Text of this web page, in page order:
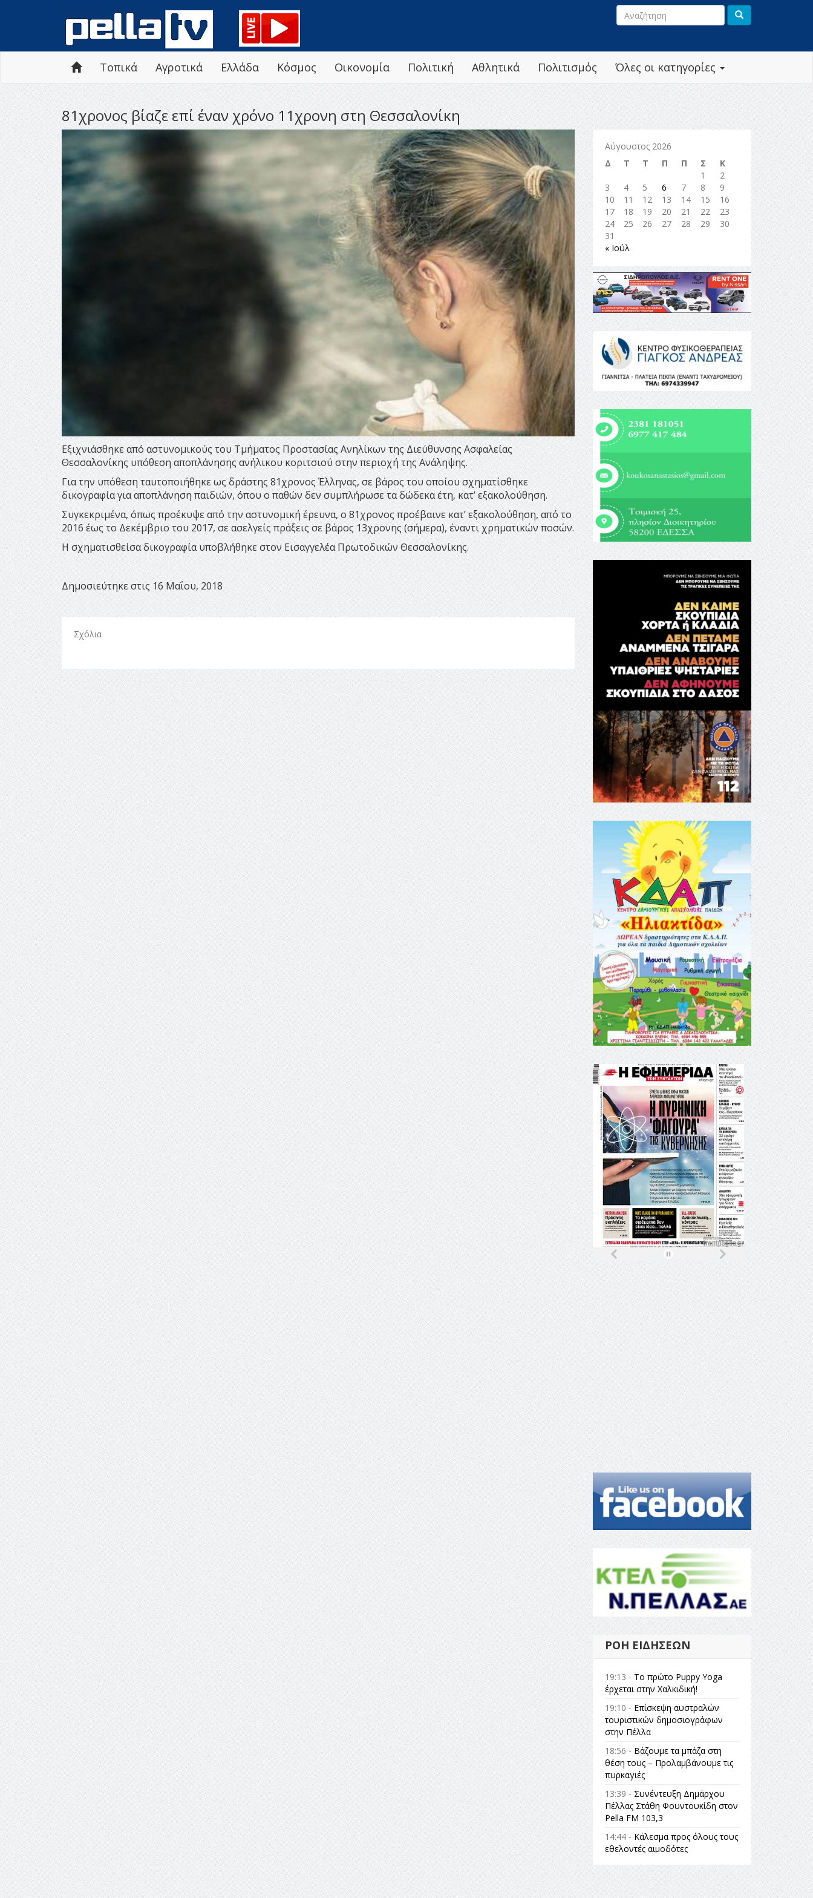
Όλες οι κατηγορίες
Τοπικά Αγροτικά Ελλάδα Κόσμος Οικονομία Πολιτική Αθλητικά Πολιτισμός
81χρονος βίαζε επί έναν χρόνο 11χρονη στη Θεσσαλονίκη
Εξιχνιάσθηκε από αστυνομικούς του Τμήματος Προστασίας Ανηλίκων της Διεύθυνσης Ασφαλείας
Θεσσαλονίκης υπόθεση αποπλάνησης ανήλικου κοριτσιού στην περιοχή της Ανάληψης.
Για την υπόθεση ταυτοποιήθηκε ως δράστης 81χρονος Έλληνας, σε βάρος του οποίου σχηματίσθηκε
δικογραφία για αποπλάνηση παιδιών, όπου ο παθών δεν συμπλήρωσε τα δώδεκα έτη, κατ’ εξακολούθηση.
Συγκεκριμένα, όπως προέκυψε από την αστυνομική έρευνα, ο 81χρονος προέβαινε κατ’ εξακολούθηση, από το
2016 έως το Δεκέμβριο του 2017, σε ασελγείς πράξεις σε βάρος 13χρονης (σήμερα), έναντι χρηματικών ποσών.
Η σχηματισθείσα δικογραφία υποβλήθηκε στον Εισαγγελέα Πρωτοδικών Θεσσαλονίκης.
Δημοσιεύτηκε στις 16 Μαΐου, 2018
Σχόλια
Αύγουστος 2026
Δ
Τ Τ Π Π Σ
Κ
1
2
3
4 5 6 7 8
9
10
11 12 13 14 15
16
17
18 19 20 21 22
23
24
25 26 27 28 29
30
31
« Ιούλ
ΡΟΉ ΕΙΔΉΣΕΩΝ
19:13 - Το πρώτο Puppy Yoga
έρχεται στην Χαλκιδική!
19:10 - Επίσκεψη αυστραλών
τουριστικών δημοσιογράφων
στην Πέλλα
18:56 - Βάζουμε τα μπάζα στη
θέση τους – Προλαμβάνουμε τις
πυρκαγιές
13:39 - Συνέντευξη Δημάρχου
Πέλλας Στάθη Φουντουκίδη στον
Pella FM 103,3
14:44 - Κάλεσμα προς όλους τους
εθελοντές αιμοδότες
14:23 -Όλη η Ελλάδα ένας
πολιτισμός Μουσική
εγκατάσταση Πόλεμος και